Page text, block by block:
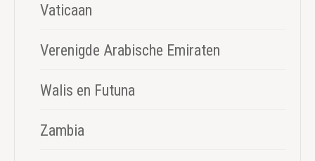
Vaticaan
Verenigde Arabische Emiraten
Walis en Futuna
Zambia